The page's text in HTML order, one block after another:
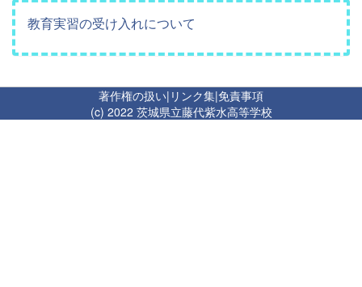
教育実習の受け入れについて
著作権の扱い| リンク集|免責事項
(c) 2022 茨城県立藤代紫水高等学校